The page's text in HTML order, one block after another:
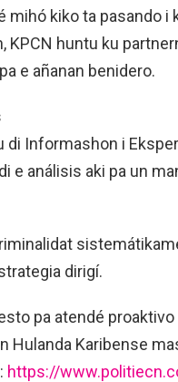
mihó kiko ta pasando i
KPCN huntu ku
e añanan benidero.
di Informashon i
e análisis aki pa un
dirigí.
pa atendé
Hulanda Karibense
https://